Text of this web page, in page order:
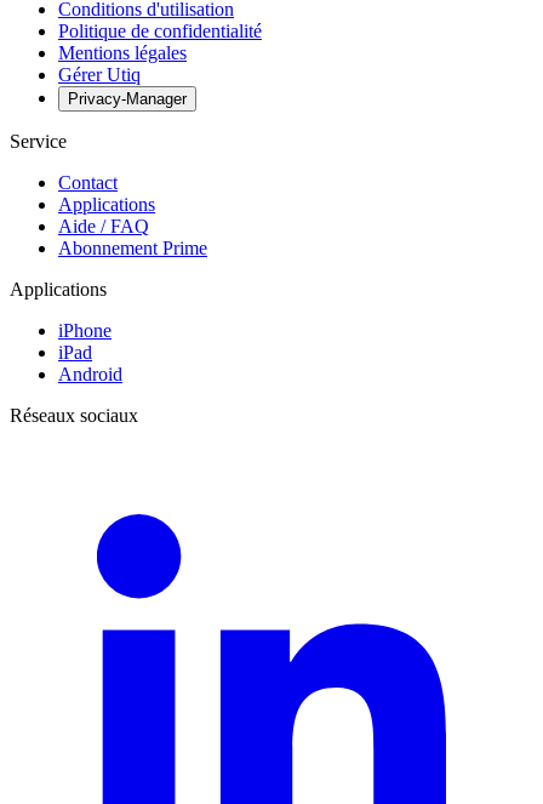
Conditions d'utilisation
Politique de confidentialité
Mentions légales
Gérer Utiq
Privacy-Manager
Service
Contact
Applications
Aide / FAQ
Abonnement Prime
Applications
iPhone
iPad
Android
Réseaux sociaux